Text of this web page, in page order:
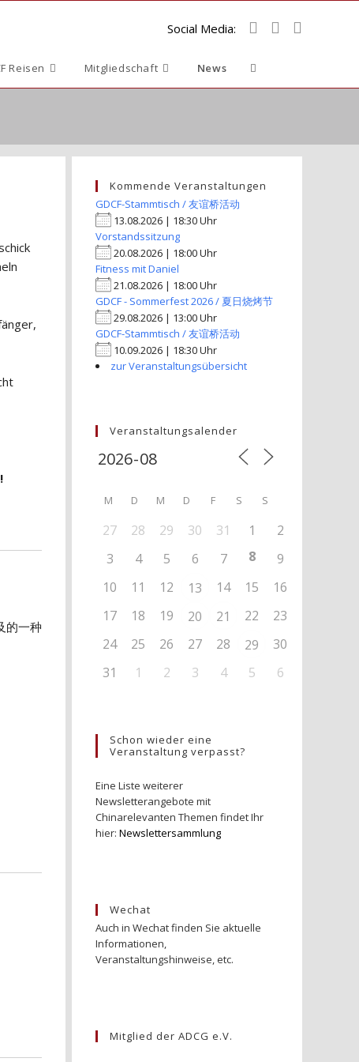
Social Media:
Reisen Mitgliedschaft News Website-
umschalten
的一种
Kommende Veranstaltungen
GDCF-Stammtisch / 友谊桥活动
13.08.2026 | 18:30 Uhr
Vorstandssitzung
20.08.2026 | 18:00 Uhr
Fitness mit Daniel
21.08.2026 | 18:00 Uhr
GDCF - Sommerfest 2026 / 夏日烧烤节
29.08.2026 | 13:00 Uhr
GDCF-Stammtisch / 友谊桥活动
10.09.2026 | 18:30 Uhr
zur Veranstaltungsübersicht
Veranstaltungsalender
M D M D F S S
27 28 29 30 31 1
2
3
4 5 6 7 8
9
10
11 12 13 14 15
16
17
18 19 20 21 22
23
24
25 26 27 28 29
30
31
1 2 3 4 5 6
Schon wieder eine
Veranstaltung verpasst?
Eine Liste weiterer
Newsletterangebote mit
Chinarelevanten Themen findet Ihr
hier: Newslettersammlung
Wechat
Auch in Wechat finden Sie aktuelle
Informationen,
Veranstaltungshinweise, etc.
Mitglied der ADCG e.V.